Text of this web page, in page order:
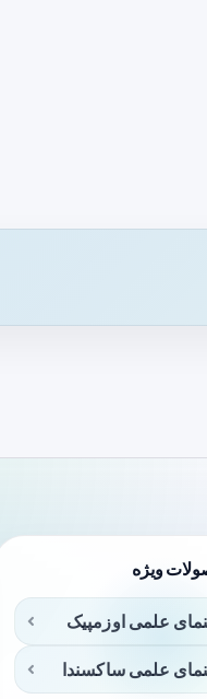
ویژه
علمی اوزمپیک
علمی ساکسندا